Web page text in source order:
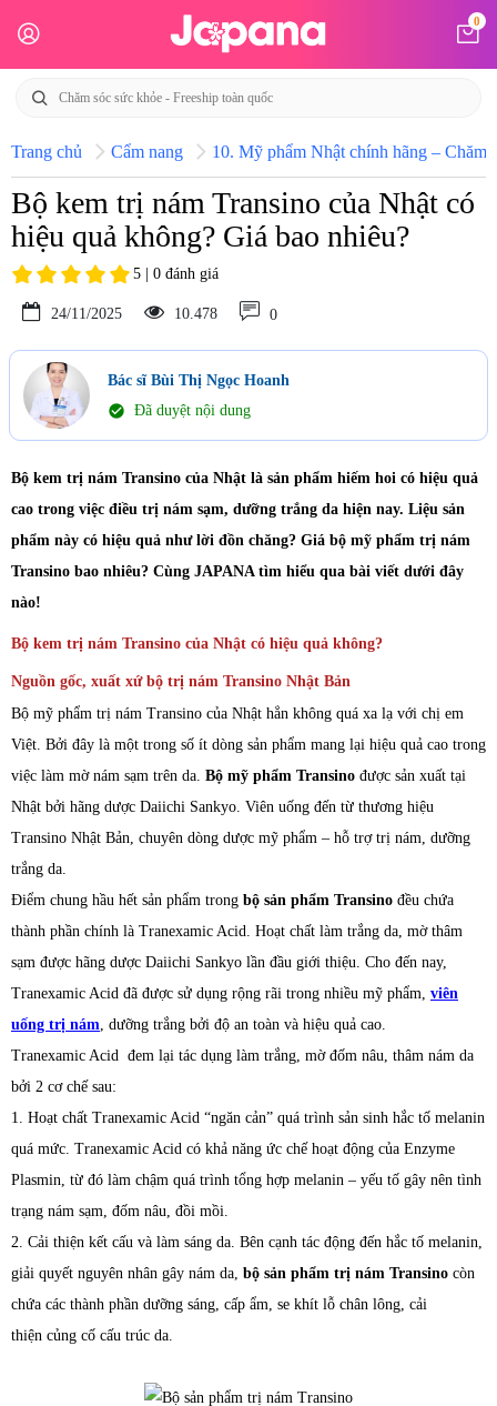
0
Trang chủ Cẩm nang 10. Mỹ phẩm Nhật chính hãng – Chăm
Bộ kem trị nám Transino của Nhật có
hiệu quả không? Giá bao nhiêu?
5 | 0 đánh giá
24/11/2025 10.478 0
Bác sĩ Bùi Thị Ngọc Hoanh
check_circle Đã duyệt nội dung
Bộ kem trị nám Transino của Nhật là sản phẩm hiếm hoi có hiệu quả
cao trong việc điều trị nám sạm, dưỡng trắng da hiện nay. Liệu sản
phẩm này có hiệu quả như lời đồn chăng? Giá bộ mỹ phẩm trị nám
Transino bao nhiêu? Cùng JAPANA tìm hiểu qua bài viết dưới đây
nào!
Bộ kem trị nám Transino của Nhật có hiệu quả không?
Nguồn gốc, xuất xứ bộ trị nám Transino Nhật Bản
Bộ mỹ phẩm trị nám Transino của Nhật hẳn không quá xa lạ với chị em
Việt. Bởi đây là một trong số ít dòng sản phẩm mang lại hiệu quả cao trong
việc làm mờ nám sạm trên da. Bộ mỹ phẩm Transino được sản xuất tại
Nhật bởi hãng dược Daiichi Sankyo. Viên uống đến từ thương hiệu
Transino Nhật Bản, chuyên dòng dược mỹ phẩm – hỗ trợ trị nám, dưỡng
trắng da.
Điểm chung hầu hết sản phẩm trong bộ sản phẩm Transino đều chứa
thành phần chính là Tranexamic Acid. Hoạt chất làm trắng da, mờ thâm
sạm được hãng dược Daiichi Sankyo lần đầu giới thiệu. Cho đến nay,
Tranexamic Acid đã được sử dụng rộng rãi trong nhiều mỹ phẩm, viên
uống trị nám, dưỡng trắng bởi độ an toàn và hiệu quả cao.
Tranexamic Acid đem lại tác dụng làm trắng, mờ đốm nâu, thâm nám da
bởi 2 cơ chế sau:
1. Hoạt chất Tranexamic Acid “ngăn cản” quá trình sản sinh hắc tố melanin
quá mức. Tranexamic Acid có khả năng ức chế hoạt động của Enzyme
Plasmin, từ đó làm chậm quá trình tổng hợp melanin – yếu tố gây nên tình
trạng nám sạm, đốm nâu, đồi mồi.
2. Cải thiện kết cấu và làm sáng da. Bên cạnh tác động đến hắc tố melanin,
giải quyết nguyên nhân gây nám da, bộ sản phẩm trị nám Transino còn
chứa các thành phần dưỡng sáng, cấp ẩm, se khít lỗ chân lông, cải
thiện củng cố cấu trúc da.